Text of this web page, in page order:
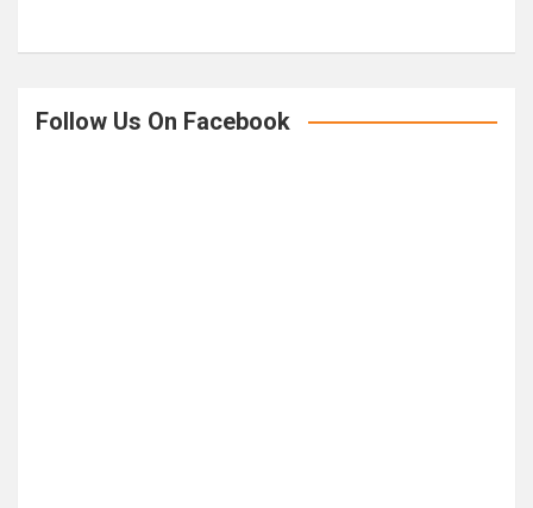
Follow Us On Facebook